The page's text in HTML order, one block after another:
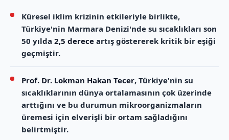
Küresel iklim krizinin etkileriyle birlikte,
Türkiye'nin Marmara Denizi'nde su sıcaklıkları son
50 yılda 2,5 derece artış göstererek kritik bir eşiği
geçmiştir.
Prof. Dr. Lokman Hakan Tecer, Türkiye'nin su
sıcaklıklarının dünya ortalamasının çok üzerinde
arttığını ve bu durumun mikroorganizmaların
üremesi için elverişli bir ortam sağladığını
belirtmiştir.